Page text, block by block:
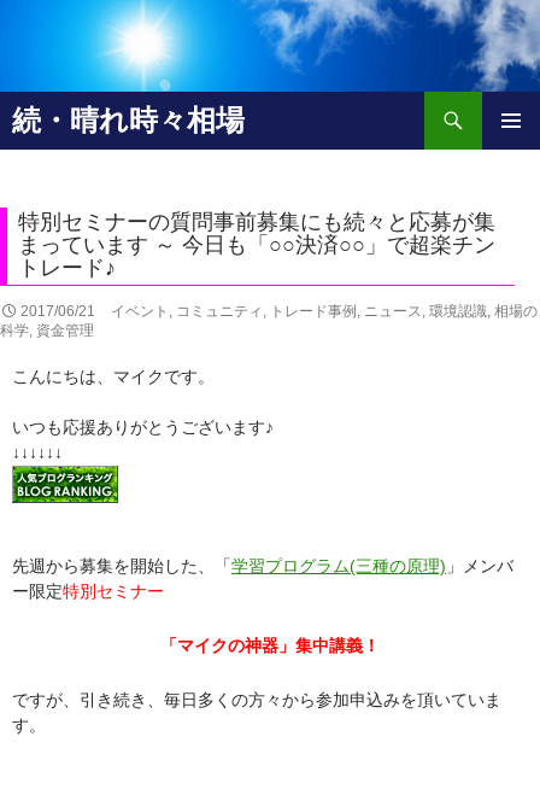
続・晴れ時々相場
検
索
コ
ン
ツ
へ
移
動
特別セミナーの質問事前募集にも続々と応募が集
まっています ～ 今日も「○○決済○○」で超楽チン
トレード♪
2017/06/21 イベント , コミュニティ , トレード事例 , ニュース, 環境認識, 相場の
科学, 資金管理
こんにちは、マイクです。
いつも応援ありがとうございます♪
↓↓↓↓↓↓
先週から募集を開始した、「学習プログラム(三種の原理) 」メンバ
ー限定特別セミナー
「マイクの神器」集中講義！
ですが、引き続き、毎日多くの方々から参加申込みを頂いていま
す。